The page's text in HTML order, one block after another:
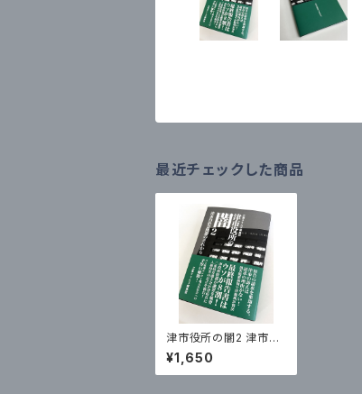
最近チェックした商品
津市役所の闇2 津市自
治会問題のそれから
¥1,650